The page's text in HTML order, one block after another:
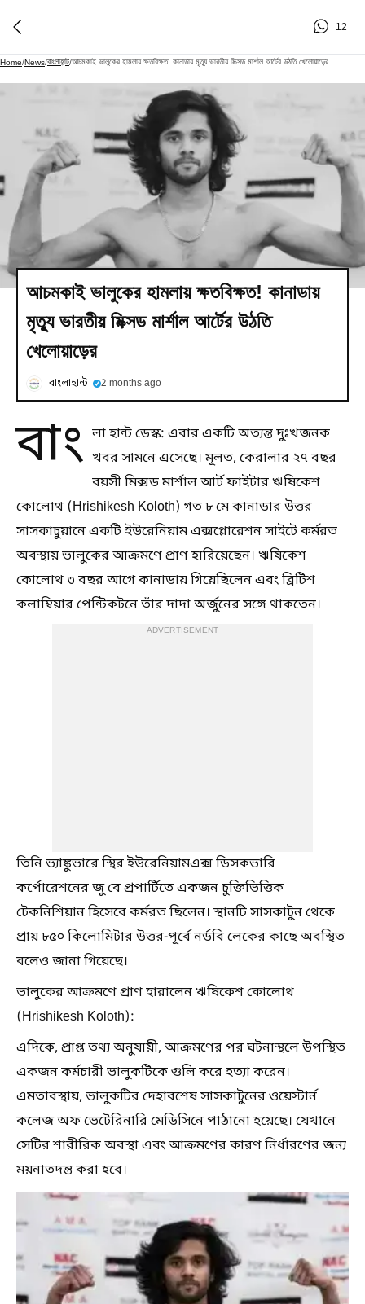
12
Home/News/বাংলাহান্ট/আচমকাই ভালুকের হামলায় ক্ষতবিক্ষত! কানাডায় মৃত্যু ভারতীয় মিক্সড মার্শাল আর্টের উঠতি খেলোয়াড়ের
আচমকাই ভালুকের হামলায় ক্ষতবিক্ষত! কানাডায়
মৃত্যু ভারতীয় মিক্সড মার্শাল আর্টের উঠতি
খেলোয়াড়ের
বাংলাহান্ট 2 months ago
বাং লা হান্ট ডেস্ক: এবার একটি অত্যন্ত দুঃখজনক
খবর সামনে এসেছে। মূলত, কেরালার ২৭ বছর
বয়সী মিক্সড মার্শাল আর্ট ফাইটার ঋষিকেশ
কোলোথ (Hrishikesh Koloth) গত ৮ মে কানাডার উত্তর
সাসকাচুয়ানে একটি ইউরেনিয়াম এক্সপ্লোরেশন সাইটে কর্মরত
অবস্থায় ভালুকের আক্রমণে প্রাণ হারিয়েছেন। ঋষিকেশ
কোলোথ ৩ বছর আগে কানাডায় গিয়েছিলেন এবং ব্রিটিশ
কলাম্বিয়ার পেন্টিকটনে তাঁর দাদা অর্জুনের সঙ্গে থাকতেন।
ADVERTISEMENT
তিনি ভ্যাঙ্কুভারে স্থির ইউরেনিয়ামএক্স ডিসকভারি
কর্পোরেশনের জু বে প্রপার্টিতে একজন চুক্তিভিত্তিক
টেকনিশিয়ান হিসেবে কর্মরত ছিলেন। স্থানটি সাসকাটুন থেকে
প্রায় ৮৫০ কিলোমিটার উত্তর-পূর্বে নর্ডবি লেকের কাছে অবস্থিত
বলেও জানা গিয়েছে।
ভালুকের আক্রমণে প্রাণ হারালেন ঋষিকেশ কোলোথ
(Hrishikesh Koloth):
এদিকে, প্রাপ্ত তথ্য অনুযায়ী, আক্রমণের পর ঘটনাস্থলে উপস্থিত
একজন কর্মচারী ভালুকটিকে গুলি করে হত্যা করেন।
এমতাবস্থায়, ভালুকটির দেহাবশেষ সাসকাটুনের ওয়েস্টার্ন
কলেজ অফ ভেটেরিনারি মেডিসিনে পাঠানো হয়েছে। যেখানে
সেটির শারীরিক অবস্থা এবং আক্রমণের কারণ নির্ধারণের জন্য
ময়নাতদন্ত করা হবে।